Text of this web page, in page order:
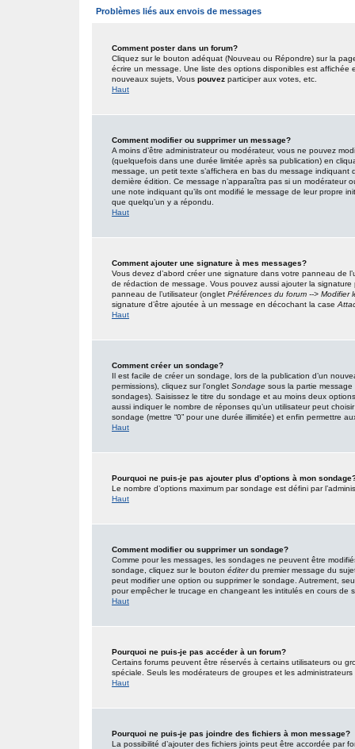
Problèmes liés aux envois de messages
Comment poster dans un forum?
Cliquez sur le bouton adéquat (Nouveau ou Répondre) sur la
écrire un message. Une liste des options disponibles est
nouveaux sujets, Vous pouvez participer aux votes, etc.
Haut
Comment modifier ou supprimer un message?
A moins d’être administrateur ou modérateur, vous ne pouvez
(quelquefois dans une durée limitée après sa publication) en
message, un petit texte s’affichera en bas du message indiquant
dernière édition. Ce message n’apparaîtra pas si un modérateur
une note indiquant qu’ils ont modifié le message de leur propre
que quelqu’un y a répondu.
Haut
Comment ajouter une signature à mes messages?
Vous devez d’abord créer une signature dans votre panneau de
de rédaction de message. Vous pouvez aussi ajouter la
panneau de l’utilisateur (onglet Préférences du forum --> Modifier
signature d’être ajoutée à un message en décochant la case
Haut
Comment créer un sondage?
Il est facile de créer un sondage, lors de la publication d’un
permissions), cliquez sur l’onglet Sondage sous la partie
sondages). Saisissez le titre du sondage et au moins deux
aussi indiquer le nombre de réponses qu’un utilisateur peut
sondage (mettre “0” pour une durée illimitée) et enfin permettre
Haut
Pourquoi ne puis-je pas ajouter plus d’options à mon
Le nombre d’options maximum par sondage est défini par
Haut
Comment modifier ou supprimer un sondage?
Comme pour les messages, les sondages ne peuvent être
sondage, cliquez sur le bouton éditerdu premier message du
peut modifier une option ou supprimer le sondage. Autrement,
pour empêcher le trucage en changeant les intitulés en cours de
Haut
Pourquoi ne puis-je pas accéder à un forum?
Certains forums peuvent être réservés à certains utilisateurs ou
spéciale. Seuls les modérateurs de groupes et les
Haut
Pourquoi ne puis-je pas joindre des fichiers à mon message?
La possibilité d’ajouter des fichiers joints peut être accordée par